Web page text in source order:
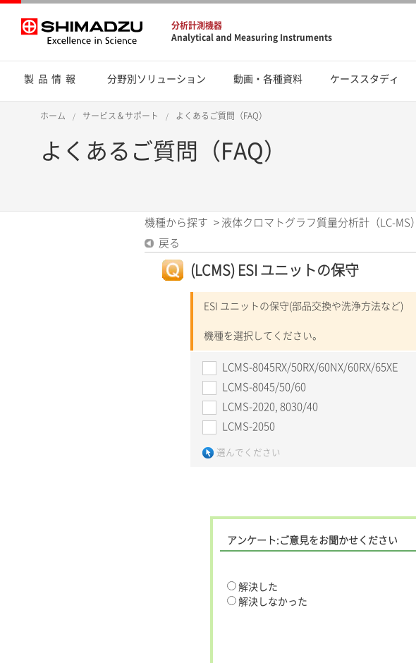
分析計測機器
Analytical and Measuring Instruments
製品情報 分野別ソリューション 動画・各種資料 ケーススタディ
ホーム サービス＆サポート よくあるご質問（FAQ）
よくあるご質問（FAQ）
機種から探す > 液体クロマトグラフ質量分析計（LC-MS）
戻る
(LCMS) ESI ユニットの保守
ESI ユニットの保守(部品交換や洗浄方法など)
機種を選択してください。
LCMS-8045RX/50RX/60NX/60RX/65XE
LCMS-8045/50/60
LCMS-2020, 8030/40
LCMS-2050
選んでください
アンケート:ご意見をお聞かせください
解決した
解決しなかった